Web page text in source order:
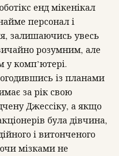
енд мікенікал
персонал і
залишаючись увесь
розумним, але
у комп’ютері.
із планами
за рік свою
Джессіку, а якщо
була дівчина,
і витонченого
мізками не